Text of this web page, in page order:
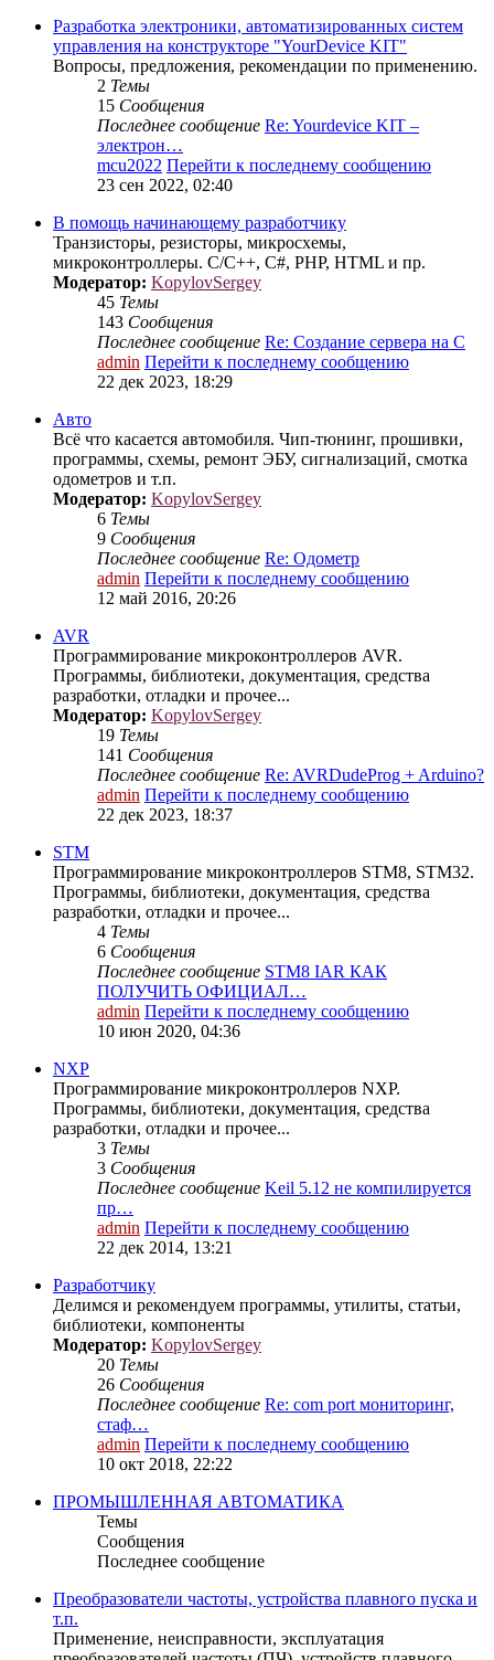
Разработка электроники, автоматизированных систем
управления на конструкторе "YourDevice KIT"
Вопросы, предложения, рекомендации по применению.
2 Темы
15 Сообщения
Последнее сообщение Re: Yourdevice KIT –
электрон…
mcu2022 Перейти к последнему сообщению
23 сен 2022, 02:40
В помощь начинающему разработчику
Транзисторы, резисторы, микросхемы,
микроконтроллеры. C/C++, C#, PHP, HTML и пр.
Модератор: KopylovSergey
45 Темы
143 Сообщения
Последнее сообщение Re: Создание сервера на С
admin Перейти к последнему сообщению
22 дек 2023, 18:29
Авто
Всё что касается автомобиля. Чип-тюнинг, прошивки,
программы, схемы, ремонт ЭБУ, сигнализаций, смотка
одометров и т.п.
Модератор: KopylovSergey
6 Темы
9 Сообщения
Последнее сообщение Re: Одометр
admin Перейти к последнему сообщению
12 май 2016, 20:26
AVR
Программирование микроконтроллеров AVR.
Программы, библиотеки, документация, средства
разработки, отладки и прочее...
Модератор: KopylovSergey
19 Темы
141 Сообщения
Последнее сообщение Re: AVRDudeProg + Arduino?
admin Перейти к последнему сообщению
22 дек 2023, 18:37
STM
Программирование микроконтроллеров STM8, STM32.
Программы, библиотеки, документация, средства
разработки, отладки и прочее...
4 Темы
6 Сообщения
Последнее сообщение STM8 IAR КАК
ПОЛУЧИТЬ ОФИЦИАЛ…
admin Перейти к последнему сообщению
10 июн 2020, 04:36
NXP
Программирование микроконтроллеров NXP.
Программы, библиотеки, документация, средства
разработки, отладки и прочее...
3 Темы
3 Сообщения
Последнее сообщение Keil 5.12 не компилируется
пр…
admin Перейти к последнему сообщению
22 дек 2014, 13:21
Разработчику
Делимся и рекомендуем программы, утилиты, статьи,
библиотеки, компоненты
Модератор: KopylovSergey
20 Темы
26 Сообщения
Последнее сообщение Re: com port мониторинг,
стаф…
admin Перейти к последнему сообщению
10 окт 2018, 22:22
ПРОМЫШЛЕННАЯ АВТОМАТИКА
Темы
Сообщения
Последнее сообщение
Преобразователи частоты, устройства плавного пуска и
т.п.
Применение, неисправности, эксплуатация